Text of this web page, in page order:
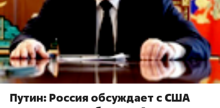
Путин: Россия обсуждает с США